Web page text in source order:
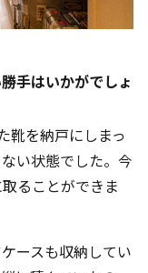
手はいかがでしょ
を納戸にしまっ
い状態でした。今
ることができま
ースも収納してい